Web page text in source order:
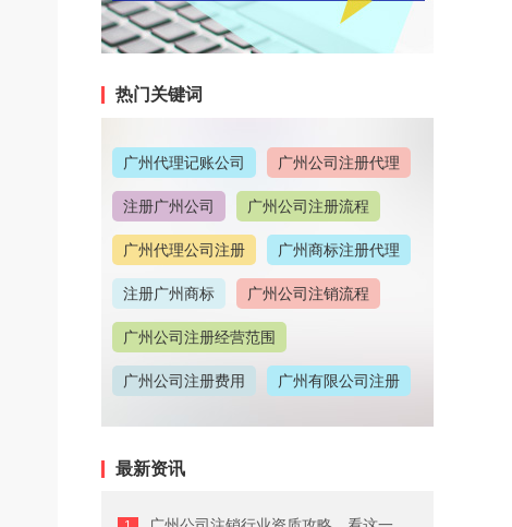
热门关键词
广州代理记账公司 广州公司注册代理
注册广州公司 广州公司注册流程
广州代理公司注册 广州商标注册代理
注册广州商标 广州公司注销流程
广州公司注册经营范围
广州公司注册费用 广州有限公司注册
广州公司注册地址
广州代理记账收费情况
最新资讯